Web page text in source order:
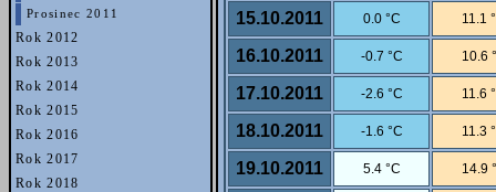
Prosinec 2011
Rok 2012
Rok 2013
Rok 2014
Rok 2015
Rok 2016
Rok 2017
Rok 2018
15.10.2011 0.0 °C 11.1
16.10.2011 -0.7 °C 10.6
17.10.2011 -2.6 °C 11.6
18.10.2011 -1.6 °C 11.3
19.10.2011 5.4 °C 14.9